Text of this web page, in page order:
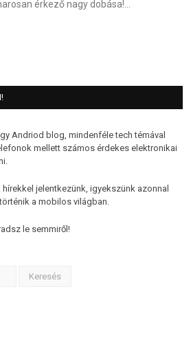
érkező nagy dobása!…
Andriod blog, mindenféle tech témával
mellett számos érdekes elektronikai
jelentkezünk, igyekszünk azonnal
a mobilos világban.
le semmiről!